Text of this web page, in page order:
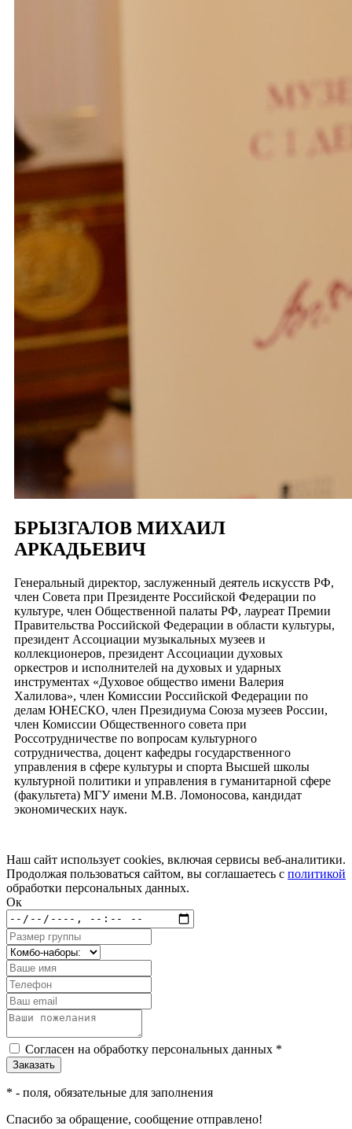
БРЫЗГАЛОВ МИХАИЛ
АРКАДЬЕВИЧ
Генеральный директор, заслуженный деятель искусств РФ,
член Совета при Президенте Российской Федерации по
культуре, член Общественной палаты РФ, лауреат Премии
Правительства Российской Федерации в области культуры,
президент Ассоциации музыкальных музеев и
коллекционеров, президент Ассоциации духовых
оркестров и исполнителей на духовых и ударных
инструментах «Духовое общество имени Валерия
Халилова», член Комиссии Российской Федерации по
делам ЮНЕСКО, член Президиума Союза музеев России,
член Комиссии Общественного совета при
Россотрудничестве по вопросам культурного
сотрудничества, доцент кафедры государственного
управления в сфере культуры и спорта Высшей школы
культурной политики и управления в гуманитарной сфере
(факультета) МГУ имени М.В. Ломоносова, кандидат
экономических наук.
Наш сайт использует cookies, включая сервисы веб-аналитики.
Продолжая пользоваться сайтом, вы соглашаетесь с политикой
обработки персональных данных.
Ок
Согласен на обработку персональных данных *
* - поля, обязательные для заполнения
Спасибо за обращение, сообщение отправлено!